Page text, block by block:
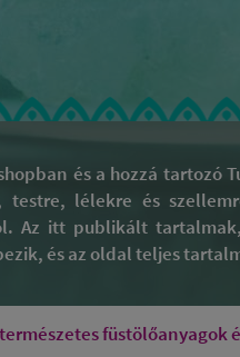
és a hozzá tartozó
testre, lélekre és
Az itt publikált
és az oldal teljes